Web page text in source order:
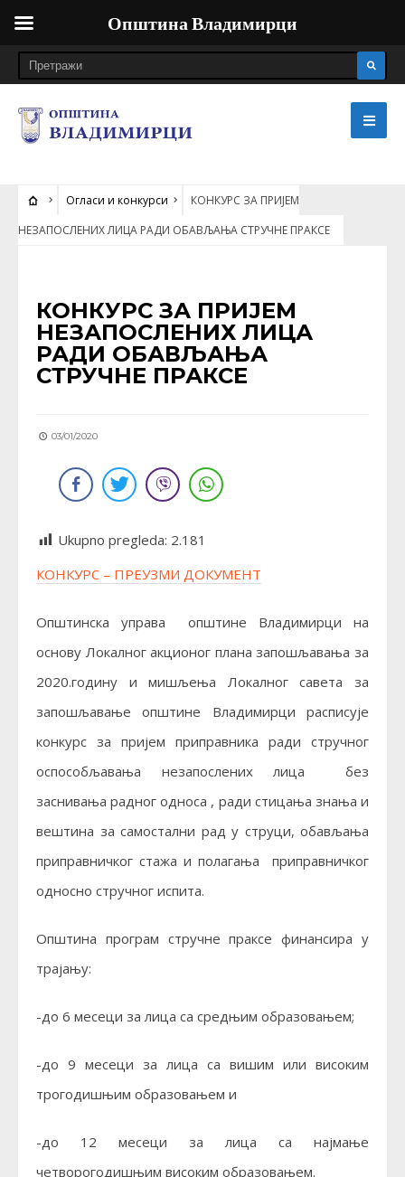
Огласи и конкурси
КОНКУРС ЗА ПРИЈЕМ
НЕЗАПОСЛЕНИХ ЛИЦА РАДИ ОБАВЉАЊА СТРУЧНЕ ПРАКСЕ
КОНКУРС ЗА ПРИЈЕМ
НЕЗАПОСЛЕНИХ ЛИЦА
РАДИ ОБАВЉАЊА
СТРУЧНЕ ПРАКСЕ
03/01/2020
Ukupno pregleda: 2.181
КОНКУРС – ПРЕУЗМИ ДОКУМЕНТ
Општинска управа општине Владимирци на
основу Локалног акционог плана запошљавања за
2020.годину и мишљења Локалног савета за
запошљавање општине Владимирци расписује
конкурс за пријем приправника ради стручног
оспособљавања незапослених лица без
заснивања радног односа , ради стицања знања и
вештина за самостални рад у струци, обављања
приправничког стажа и полагања приправничког
односно стручног испита.
Општина програм стручне праксе финансира у
трајању:
-до 6 месеци за лица са средњим образовањем;
-до 9 месеци за лица са вишим или високим
трогодишњим образовањем и
-до 12 месеци за лица са најмање
четворогодишњим високим образовањем.
Општина Владимирци